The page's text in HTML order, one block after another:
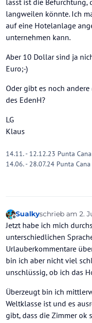
lässt ist die Befürchtung,
langweilen könnte. Ich
auf eine Hotelanlage
unternehmen kann.
Aber 10 Dollar sind ja
Euro;-)
Oder gibt es noch
des EdenH?
LG
Klaus
14.11. - 12.12.23 Punta
14.06. - 28.07.24 Punta Cana
Offline
Sualkyschrieb am 2.
zuletzt editiert
Jetzt habe ich mich
unterschiedlichen
Urlauberkommentare
bin ich aber nicht viel
unschlüssig, ob ich das
Überzeugt bin ich
Weltklasse ist und es
gibt, dass die Zimmer ok